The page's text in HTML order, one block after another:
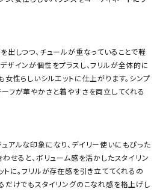
出しつつ、チュールが重なっていることで軽
ザインが個性をプラスし、フリルが全体的に
女性らしいシルエットに仕上がります。シンプ
フが華やかさと着やすさを両立してくれる
アルな印象になり、デイリー使いにもぴった
わせると、ボリューム感を活かしたスタイリン
トに。フリルが存在感を引き立ててくれるの
だけでもスタイリングのこなれ感を格上げし